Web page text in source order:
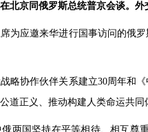
北京同俄罗斯总统普京会谈。
为应邀来华进行国事访问的俄
略协作伙伴关系建立30周年和
道正义、推动构建人类命运共同
两国坚持在平等相待、相互